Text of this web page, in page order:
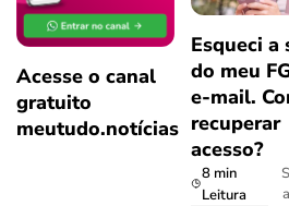
Acesse o canal
gratuito
meutudo.notícias
Esqueci a
do meu
e-mail.
recuperar
acesso?
8 min
Leitura